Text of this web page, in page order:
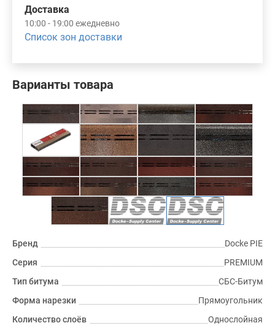
Варианты товара
Бренд
Docke PIE
Серия
PREMIUM
Тип битума
СБС-Битум
Форма нарезки
Прямоугольник
Количество слоёв
Однослойная
Доставка
10:00 - 19:00 ежедневно
Список зон доставки